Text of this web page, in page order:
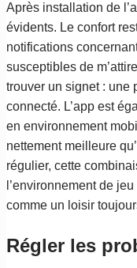
Après installation de
évidents. Le confort
notifications
susceptibles de
trouver un signet : une
connecté. L’app est
en environnement
nettement meilleure
régulier, cette
l’environnement de
comme un loisir
Régler les